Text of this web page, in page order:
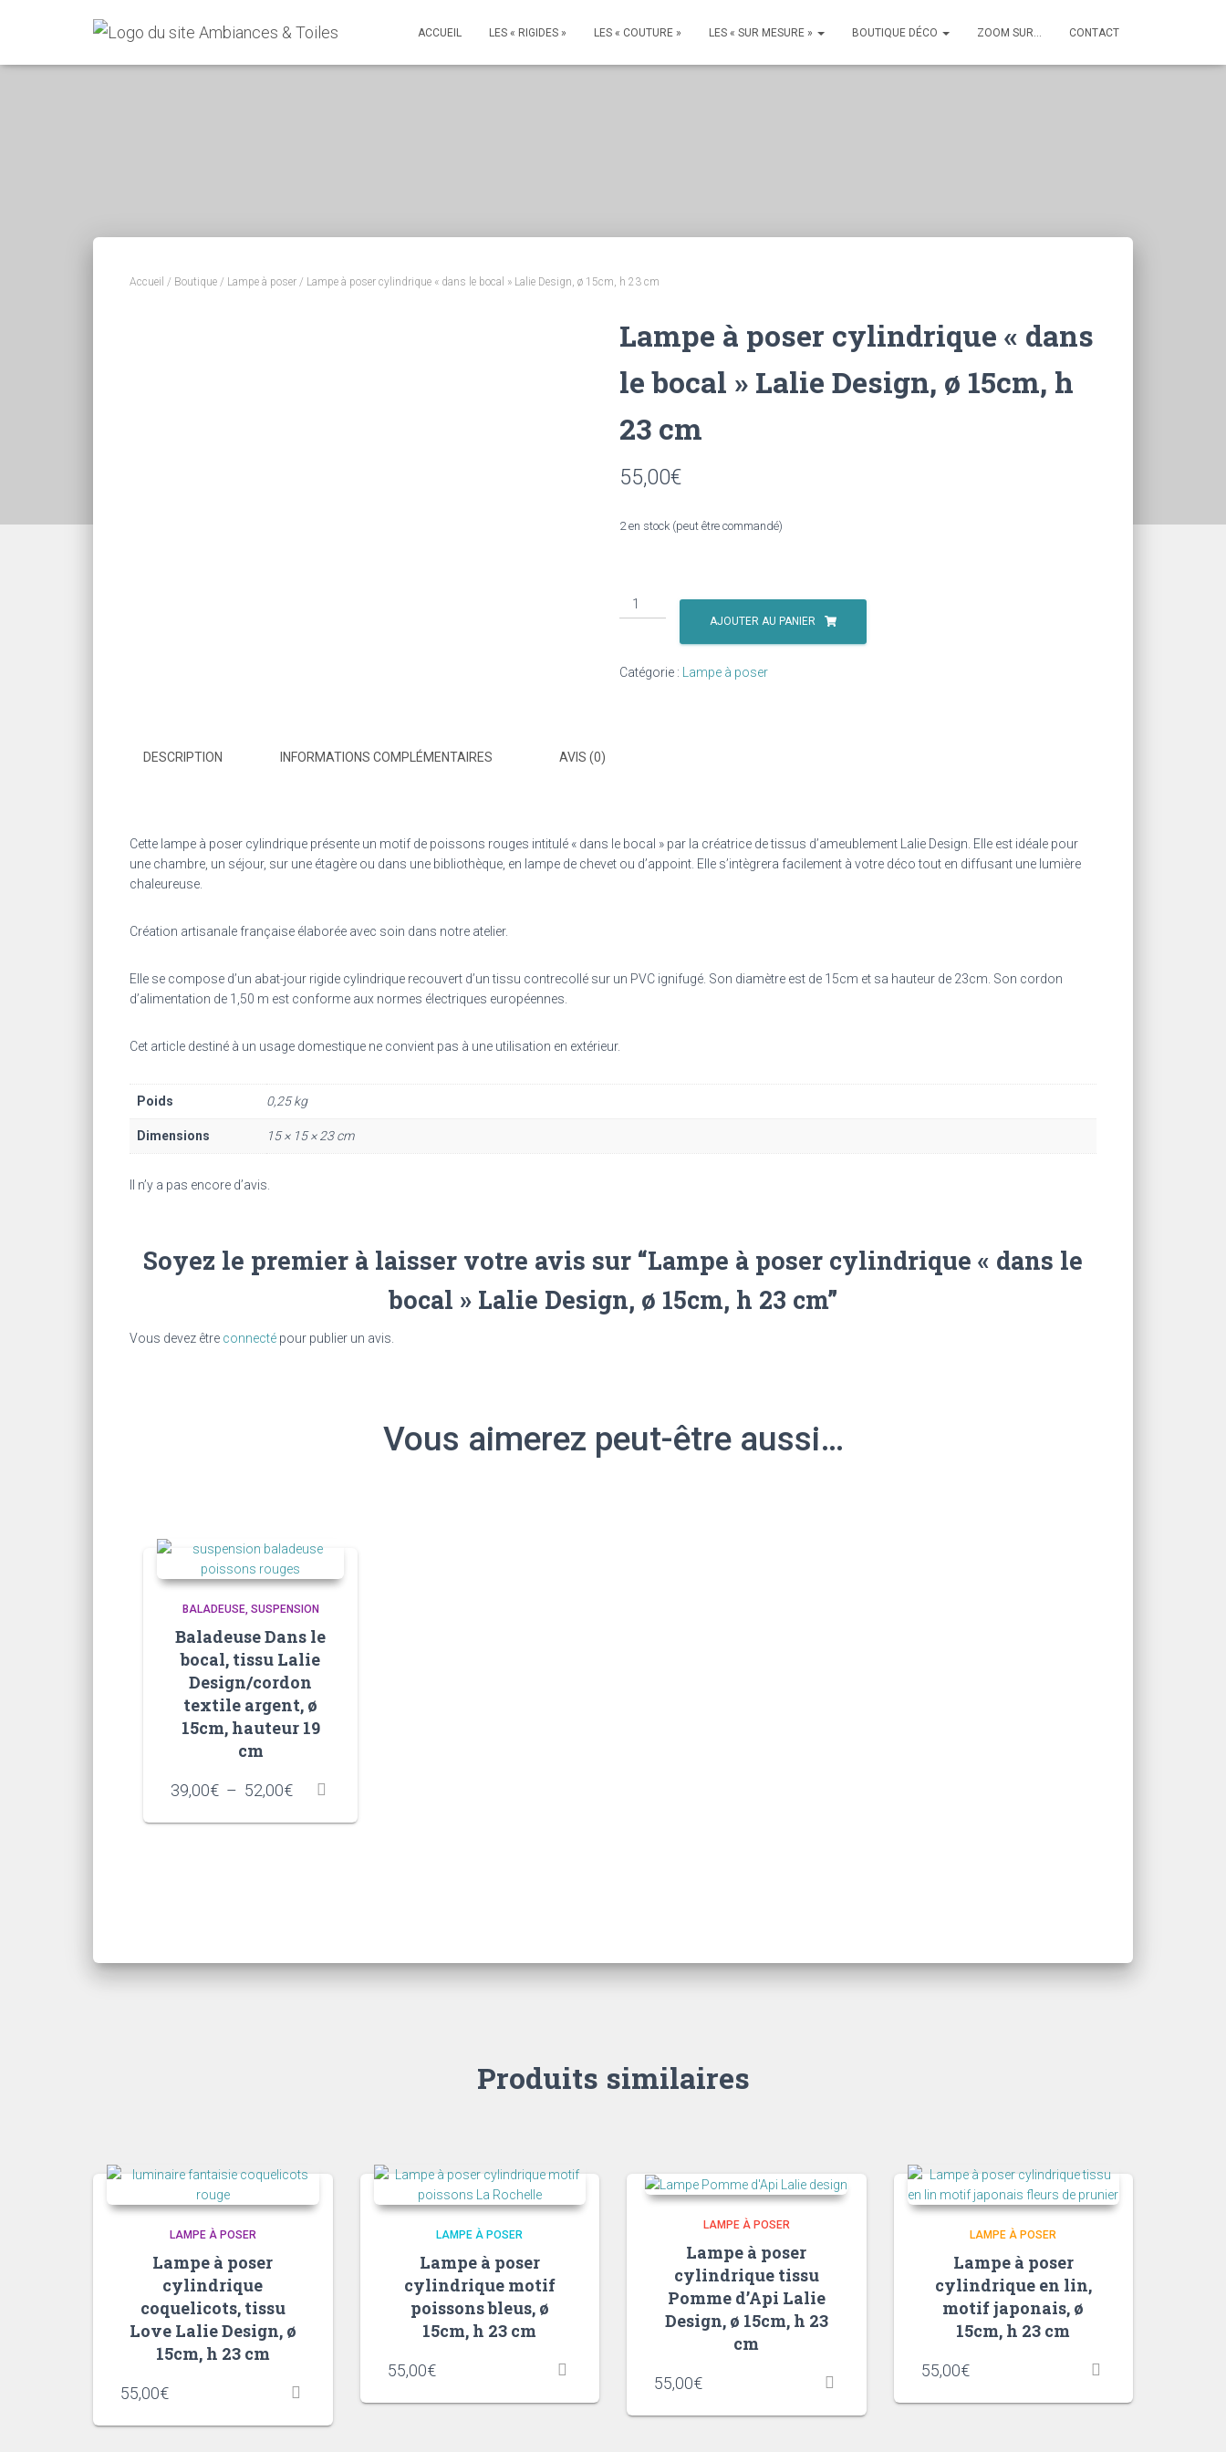
ACCUEIL LES « RIGIDES » LES « COUTURE » LES « SUR MESURE » BOUTIQUE DÉCO ZOOM SUR… CONTACT
Accueil / Boutique / Lampe à poser / Lampe à poser cylindrique « dans le bocal » Lalie Design, ø 15cm, h 23 cm
Lampe à poser cylindrique « dans
le bocal » Lalie Design, ø 15cm, h
23 cm
55,00€
2 en stock (peut être commandé)
quantité
de
poser
15cm,
h
AJOUTER AU PANIER
Catégorie : Lampe à poser
DESCRIPTION INFORMATIONS COMPLÉMENTAIRES AVIS (0)
Cette lampe à poser cylindrique présente un motif de poissons rouges intitulé « dans le bocal » par la créatrice de tissus d’ameublement Lalie Design. Elle est idéale pour
une chambre, un séjour, sur une étagère ou dans une bibliothèque, en lampe de chevet ou d’appoint. Elle s’intègrera facilement à votre déco tout en diffusant une lumière
chaleureuse.
Création artisanale française élaborée avec soin dans notre atelier.
Elle se compose d’un abat-jour rigide cylindrique recouvert d’un tissu contrecollé sur un PVC ignifugé. Son diamètre est de 15cm et sa hauteur de 23cm. Son cordon
d’alimentation de 1,50 m est conforme aux normes électriques européennes.
Cet article destiné à un usage domestique ne convient pas à une utilisation en extérieur.
Poids 0,25 kg
Dimensions 15 × 15 × 23 cm
Il n’y a pas encore d’avis.
Soyez le premier à laisser votre avis sur “Lampe à poser cylindrique « dans le
bocal » Lalie Design, ø 15cm, h 23 cm”
Vous devez être connecté pour publier un avis.
Vous aimerez peut-être aussi…
BALADEUSE SUSPENSION
Baladeuse Dans le
bocal, tissu Lalie
Design/cordon
textile argent, ø
15cm, hauteur 19
cm
39,00€ – 52,00€Plage
prix :
Produits similaires
LAMPE À POSER
Lampe à poser
cylindrique
coquelicots, tissu
Love Lalie Design, ø
15cm, h 23 cm
55,00€
LAMPE À POSER
Lampe à poser
cylindrique motif
poissons bleus, ø
15cm, h 23 cm
55,00€
LAMPE À POSER
Lampe à poser
cylindrique tissu
Pomme d’Api Lalie
Design, ø 15cm, h 23
cm
55,00€
LAMPE À POSER
Lampe à poser
cylindrique en lin,
motif japonais, ø
15cm, h 23 cm
55,00€